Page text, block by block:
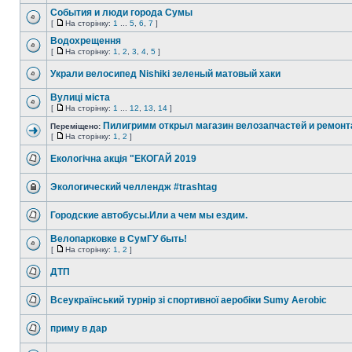
События и люди города Сумы
[ На сторінку: 1 5 6 7 ]
Водохрещення
[ На сторінку: 1 2 3 4 5 ]
Украли велосипед Nishiki зеленый матовый хаки
Вулиці міста
[ На сторінку: 1 12 13 14 ]
Переміщено: Пилигримм открыл магазин велозапчастей и
[ На сторінку: 1 2 ]
Екологічна акція "ЕКОГАЙ 2019
Экологический челлендж #trashtag
Городские автобусы.Или а чем мы ездим.
Велопарковке в СумГУ быть!
[ На сторінку: 1 2 ]
ДТП
Всеукраїнський турнір зі спортивної аеробіки Sumy Aerobic
приму в дар